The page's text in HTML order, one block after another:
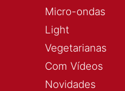
Micro-ondas
Light
Vegetarianas
Com Vídeos
Novidades